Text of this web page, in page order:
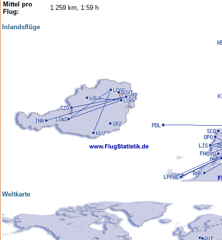
Mittel pro
Flug:
1.259 km, 1:59 h
Inlandsflüge
Weltkarte